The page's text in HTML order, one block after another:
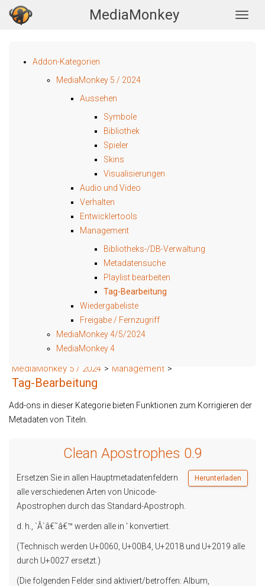
MediaMonkey
MediaMonkey 5 / 2024 > Management >
Tag-Bearbeitung
Add-ons in dieser Kategorie bieten Funktionen zum Korrigieren der
Metadaten von Titeln.
Clean Apostrophes 0.9
Herunterladen
Ersetzen Sie in allen Hauptmetadatenfeldern
alle verschiedenen Arten von Unicode-
Apostrophen durch das Standard-Apostroph.
d. h., `Â´â€˜â€™ werden alle in ' konvertiert.
(Technisch werden U+0060, U+00B4, U+2018 und U+2019 alle
durch U+0027 ersetzt.)
(Die folgenden Felder sind aktiviert/betroffen: Album,
Addon-Kategorien
MediaMonkey 5 / 2024
Aussehen
Symbole
Bibliothek
Spieler
Skins
Visualisierungen
Audio und Video
Verhalten
Entwicklertools
Management
Bibliotheks-/DB-Verwaltung
Metadatensuche
Playlist bearbeiten
Tag-Bearbeitung
Wiedergabeliste
Freigabe / Fernzugriff
MediaMonkey 4/5/2024
MediaMonkey 4